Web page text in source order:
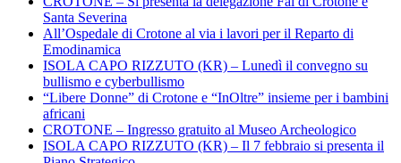
Santa Severina
All’Ospedale di Crotone al via i lavori per il Reparto di
Emodinamica
ISOLA CAPO RIZZUTO (KR) – Lunedì il convegno su
bullismo e cyberbullismo
“Libere Donne” di Crotone e “InOltre” insieme per i bambini
africani
CROTONE – Ingresso gratuito al Museo Archeologico
ISOLA CAPO RIZZUTO (KR) – Il 7 febbraio si presenta il